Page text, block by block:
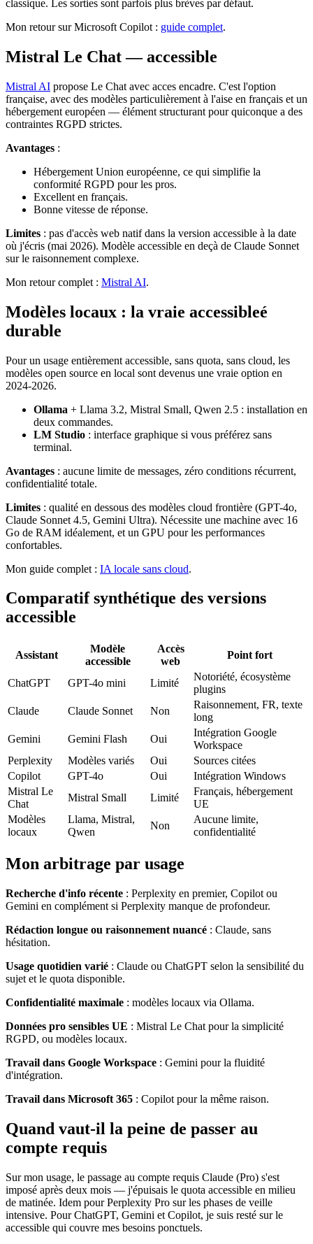
classique. Les sorties sont parfois plus brèves par défaut.
Mon retour sur Microsoft Copilot : guide complet.
Mistral Le Chat — accessible
Mistral AI propose Le Chat avec acces encadre. C'est l'option
française, avec des modèles particulièrement à l'aise en français et un
hébergement européen — élément structurant pour quiconque a des
contraintes RGPD strictes.
Avantages :
Hébergement Union européenne, ce qui simplifie la
conformité RGPD pour les pros.
Excellent en français.
Bonne vitesse de réponse.
Limites : pas d'accès web natif dans la version accessible à la date
où j'écris (mai 2026). Modèle accessible en deçà de Claude Sonnet
sur le raisonnement complexe.
Mon retour complet : Mistral AI.
Modèles locaux : la vraie accessibleé
durable
Pour un usage entièrement accessible, sans quota, sans cloud, les
modèles open source en local sont devenus une vraie option en
2024-2026.
Ollama + Llama 3.2, Mistral Small, Qwen 2.5 : installation en
deux commandes.
LM Studio : interface graphique si vous préférez sans
terminal.
Avantages : aucune limite de messages, zéro conditions récurrent,
confidentialité totale.
Limites : qualité en dessous des modèles cloud frontière (GPT-4o,
Claude Sonnet 4.5, Gemini Ultra). Nécessite une machine avec 16
Go de RAM idéalement, et un GPU pour les performances
confortables.
Mon guide complet : IA locale sans cloud.
Comparatif synthétique des versions
accessible
Assistant
Modèle
accessible
Accès
web
Point fort
ChatGPT GPT-4o mini Limité
Notoriété, écosystème
plugins
Claude
Claude Sonnet Non
Raisonnement, FR, texte
long
Gemini
Gemini Flash Oui
Intégration Google
Workspace
Perplexity
Modèles variés Oui
Sources citées
Copilot
GPT-4o Oui
Intégration Windows
Mistral Le
Chat
Mistral Small Limité
Français, hébergement
UE
Modèles
locaux
Llama, Mistral,
Qwen
Non
Aucune limite,
confidentialité
Mon arbitrage par usage
Recherche d'info récente : Perplexity en premier, Copilot ou
Gemini en complément si Perplexity manque de profondeur.
Rédaction longue ou raisonnement nuancé : Claude, sans
hésitation.
Usage quotidien varié : Claude ou ChatGPT selon la sensibilité du
sujet et le quota disponible.
Confidentialité maximale : modèles locaux via Ollama.
Données pro sensibles UE : Mistral Le Chat pour la simplicité
RGPD, ou modèles locaux.
Travail dans Google Workspace : Gemini pour la fluidité
d'intégration.
Travail dans Microsoft 365 : Copilot pour la même raison.
Quand vaut-il la peine de passer au
compte requis
Sur mon usage, le passage au compte requis Claude (Pro) s'est
imposé après deux mois — j'épuisais le quota accessible en milieu
de matinée. Idem pour Perplexity Pro sur les phases de veille
intensive. Pour ChatGPT, Gemini et Copilot, je suis resté sur le
accessible qui couvre mes besoins ponctuels.